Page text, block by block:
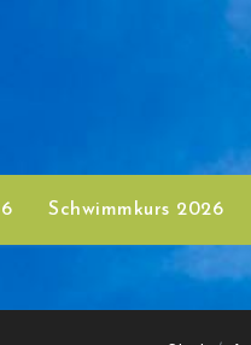
Schwimmkurs 2026